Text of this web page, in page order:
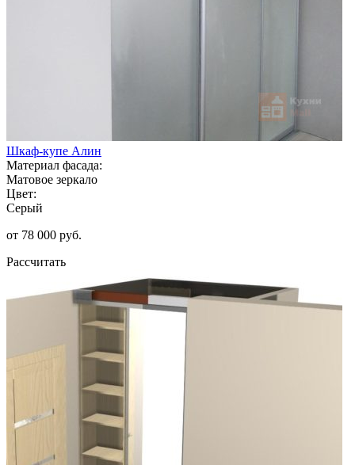
Шкаф-купе Алин
Материал фасада:
Матовое зеркало
Цвет:
Серый
от 78 000 руб.
Рассчитать